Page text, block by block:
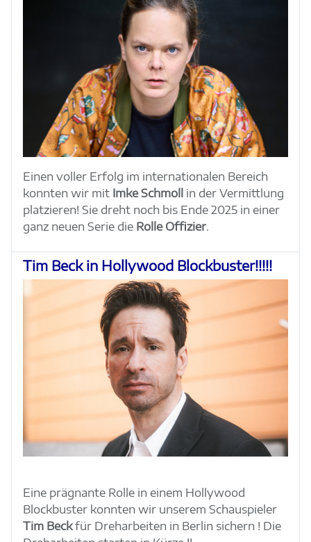
Einen voller Erfolg im internationalen Bereich
konnten wir mit Imke Schmoll
in der Vermittlung
platzieren! Sie dreht noch bis Ende 2025 in einer
ganz neuen Serie die Rolle Offizier.
Tim Beck in Hollywood Blockbuster!!!!!
Eine prägnante Rolle in einem Hollywood
Blockbuster konnten wir unserem Schauspieler
Tim Beckfür Dreharbeiten in Berlin sichern ! Die